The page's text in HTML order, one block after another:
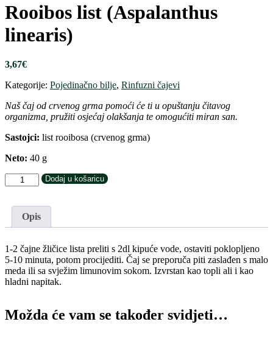
Rooibos list (Aspalanthus
linearis)
3,67€
Kategorije: Pojedinačno bilje, Rinfuzni čajevi
Naš čaj od crvenog grma pomoći će ti u opuštanju čitavog
organizma, pružiti osjećaj olakšanja te omogućiti miran san.
Sastojci: list rooibosa (crvenog grma)
Neto: 40 g
Rooibos
list
linearis)
količina
Dodaj u košaricu
Opis
1-2 čajne žličice lista preliti s 2dl kipuće vode, ostaviti poklopljeno
5-10 minuta, potom procijediti. Čaj se preporuča piti zaslađen s malo
meda ili sa svježim limunovim sokom. Izvrstan kao topli ali i kao
hladni napitak.
Možda će vam se također svidjeti…